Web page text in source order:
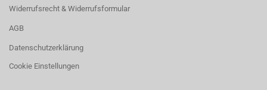
Widerrufsrecht & Widerrufsformular
AGB
Datenschutzerklärung
Cookie Einstellungen